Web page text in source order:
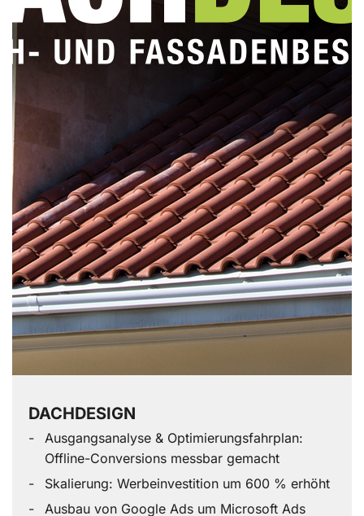
DACHDESIGN
Ausgangsanalyse & Optimierungsfahrplan:
Offline-Conversions messbar gemacht
Skalierung: Werbeinvestition um 600 % erhöht
Ausbau von Google Ads um Microsoft Ads